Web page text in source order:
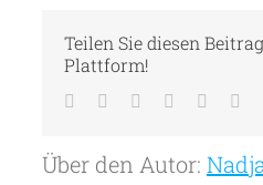
Teilen Sie diesen
Plattform!
Facebook
TwitterLinkedIn
TumblrPinterest
Über den Autor: